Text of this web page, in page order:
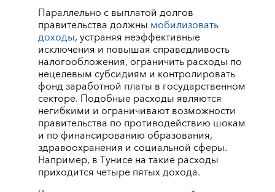
Параллельно с выплатой долгов
правительства должны мобилизовать
доходы, устраняя неэффективные
исключения и повышая справедливость
налогообложения, ограничить расходы по
нецелевым субсидиям и контролировать
фонд заработной платы в государственном
секторе. Подобные расходы являются
негибкими и ограничивают возможности
правительства по противодействию шокам
и по финансированию образования,
здравоохранения и социальной сферы.
Например, в Тунисе на такие расходы
приходится четыре пятых дохода.